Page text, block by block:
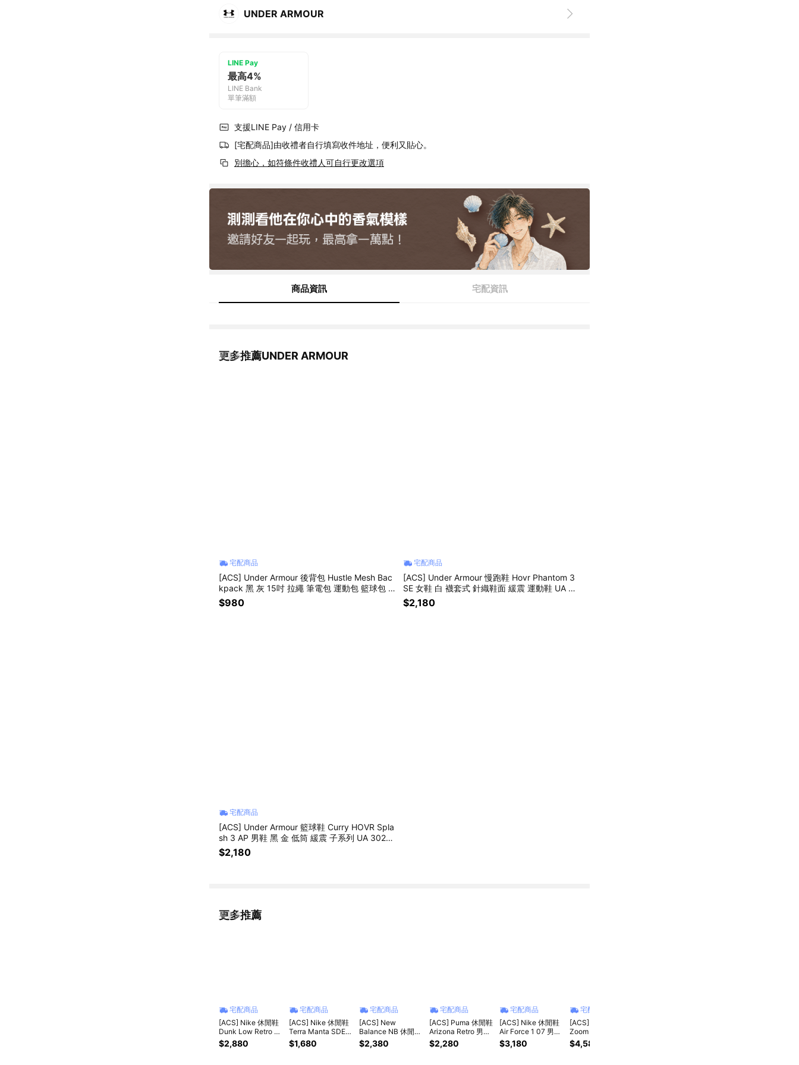
UNDER ARMOUR
LINE Pay
最高4%
LINE Bank
單筆滿額
支援LINE Pay / 信用卡
[宅配商品]由收禮者自行填寫收件地址，便利又貼心。
別擔心，如符條件收禮人可自行更改選項
商品資訊 宅配資訊
更多推薦UNDER ARMOUR
看更多
宅配商品
[ACS] Under Armour 後背包 Hustle Mesh Bac
kpack 黑 灰 15吋 拉繩 筆電包 運動包 籃球包 1
372288001
$980
宅配商品
[ACS] Under Armour 慢跑鞋 Hovr Phantom 3
SE 女鞋 白 襪套式 針織鞋面 緩震 運動鞋 UA 30
26584100
$2,180
宅配商品
[ACS] Under Armour 籃球鞋 Curry HOVR Spla
sh 3 AP 男鞋 黑 金 低筒 緩震 子系列 UA 30262
75001
$2,180
更多推薦
看更多
宅配商品
[ACS] Nike 休閒鞋
Dunk Low Retro 男
鞋 女鞋 黑 白 熊貓
經典 低筒 HF5441-
$2,880
宅配商品
[ACS] Nike 休閒鞋
Terra Manta SDE
男鞋 麂皮 膠底 復古
IB7254-201
$1,680
宅配商品
[ACS] New
Balance NB 休閒鞋
471 男鞋 女鞋 米 藍
膠底 麂皮 復古 紐巴
$2,380
宅配商品
[ACS] Puma 休閒鞋
Arizona Retro 男鞋
女鞋 藍 膠底 復古 麂
皮 402353-08
$2,280
宅配商品
[ACS] Nike 休閒鞋
Air Force 1 07 男鞋
白 全白 AF1 經典款
小白鞋 CW2288111
$3,180
宅配商品
[ACS] Nike 休閒鞋
Zoom Vomero 5 男
鞋 灰 緩震 老爹鞋 運
動鞋 FB9149-009
$4,580